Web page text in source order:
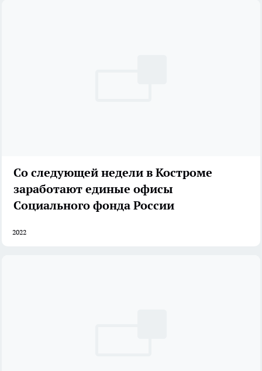
Со следующей недели в Костроме
заработают единые офисы
Социального фонда России
2022